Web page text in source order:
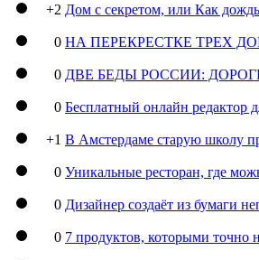
+2 Дом с секретом, или Как
0 НА ПЕРЕКРЕСТКЕ ТРЕХ
0 ДВЕ БЕДЫ РОССИИ:
0 Бесплатный онлайн редактор
+1 В Амстердаме старую школу
0 Уникальные ресторан, где
0 Дизайнер создаёт из бумаги
0 7 продуктов, которыми точно